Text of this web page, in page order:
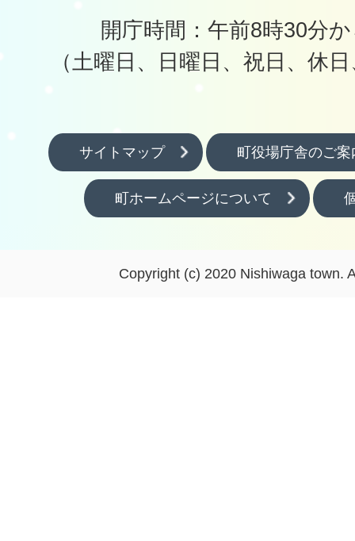
開庁時間：午前8時30分
（土曜日、日曜日、祝日、休
サイトマップ 町役場庁舎のご案
町ホームページについて
Copyright (c) 2020 Nishiwaga town.